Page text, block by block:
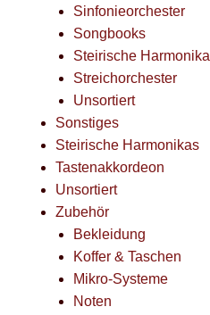
Sinfonieorchester
Songbooks
Steirische Harmonika
Streichorchester
Unsortiert
Sonstiges
Steirische Harmonikas
Tastenakkordeon
Unsortiert
Zubehör
Bekleidung
Koffer & Taschen
Mikro-Systeme
Noten